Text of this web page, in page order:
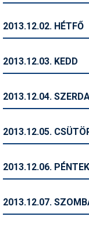
Ingatlan
Kerékpár
Magazinok
2013.12.02. HÉTFŐ
2013.12.03. KEDD
2013.12.04.
2013.12.05.
2013.12.06. PÉNTEK
2013.12.07.